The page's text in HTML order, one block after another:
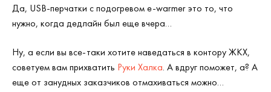
Да, USB-перчатки с подогревом e-warmer это то, что
нужно, когда дедлайн был еще вчера…
Ну, а если вы все-таки хотите наведаться в контору ЖКХ,
советуем вам прихватить Руки Халка. А вдруг поможет, а? А
еще от занудных заказчиков отмахиваться можно…